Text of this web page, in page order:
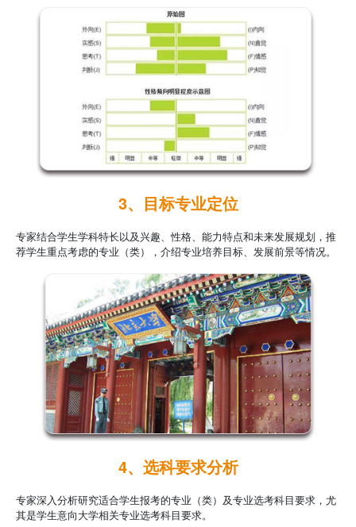
3、目标专业定位
专家结合学生学科特长以及兴趣、性格、能力特点和未来发展规划，推
荐学生重点考虑的专业（类），介绍专业培养目标、发展前景等情况。
4、选科要求分析
专家深入分析研究适合学生报考的专业（类）及专业选考科目要求，尤
其是学生意向大学相关专业选考科目要求。